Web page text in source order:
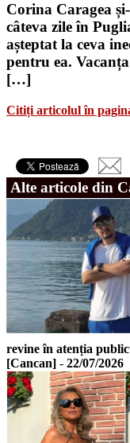
Corina Caragea
câteva zile în
așteptat la ceva
pentru ea.
[…]
Citiți articolul în
Alte articole din
revine în atenția
[Cancan] - 22/07/2026